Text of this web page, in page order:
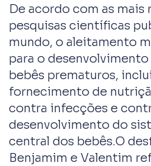
De acordo com as mais
pesquisas científicas
mundo, o aleitamento
para o desenvolvimento
bebês prematuros,
fornecimento de
contra infecções e
desenvolvimento do
central dos bebês.O
Benjamim e Valentim